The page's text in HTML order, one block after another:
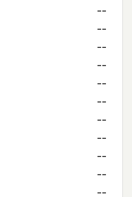
--
--
--
--
--
--
--
--
--
--
--